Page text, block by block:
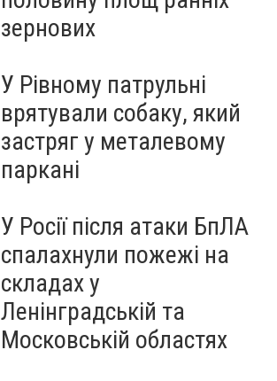
зернових
У Рівному патрульні
врятували собаку, який
застряг у металевому
паркані
У Росії після атаки БпЛА
спалахнули пожежі на
складах у
Ленінградській та
Московській областях